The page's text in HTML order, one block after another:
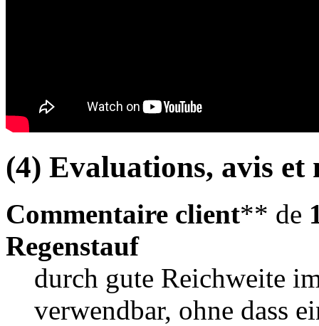
(4) Evaluations, avis et
Commentaire client** de
Regenstauf
durch gute Reichweite
verwendbar, ohne dass